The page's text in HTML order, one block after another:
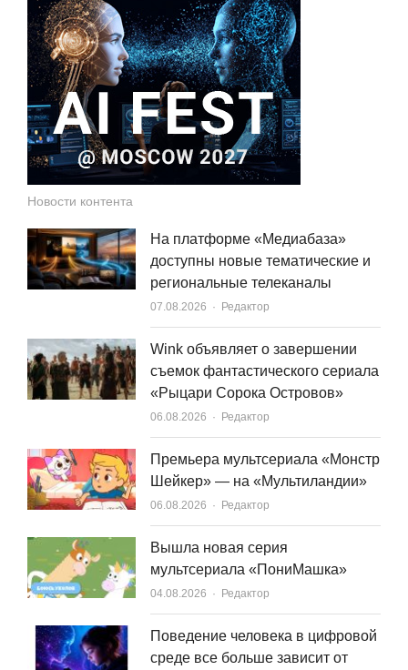
Новости контента
На платформе «Медиабаза»
доступны новые тематические и
региональные телеканалы
07.08.2026 Author
Редактор
Wink объявляет о завершении
съемок фантастического сериала
«Рыцари Сорока Островов»
06.08.2026 Author
Редактор
Премьера мультсериала «Монстр
Шейкер» — на «Мультиландии»
06.08.2026 Author
Редактор
Вышла новая серия
мультсериала «ПониМашка»
04.08.2026 Author
Редактор
Поведение человека в цифровой
среде все больше зависит от